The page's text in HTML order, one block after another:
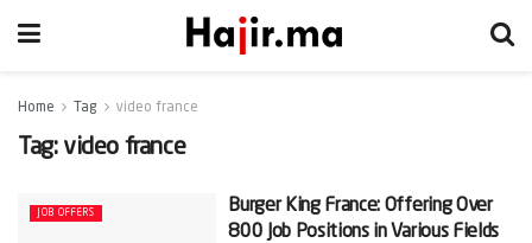
Home Tag video france
Tag: video france
JOB OFFERS
Burger King France: Offering Over
800 Job Positions in Various Fields